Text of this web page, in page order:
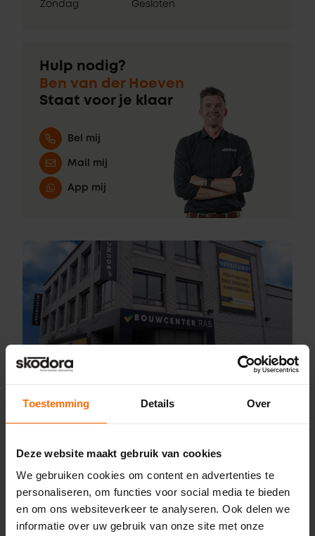
Toestemming Details Over
Deze website maakt gebruik van cookies
We gebruiken cookies om content en advertenties te
personaliseren, om functies voor social media te bieden
en om ons websiteverkeer te analyseren. Ook delen we
informatie over uw gebruik van onze site met onze
Zondag Gesloten
Hulp nodig?
Ben van der Hoeven
Staat voor je klaar
Bel mij
Mail mij
App mij
Skodora is altijd dichtbij. Dichtbij jou en
dichtbij jouw klus. We zijn niet alleen dichtbij
door wie we zijn, maar ook door letterlijk
dichtbij te zijn. Bekijk onze vestigingen
hieronder: